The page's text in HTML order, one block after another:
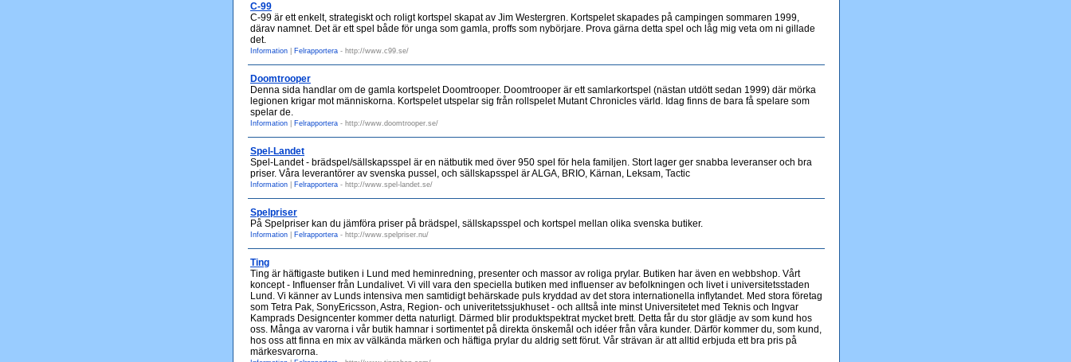
C-99
C-99 är ett enkelt, strategiskt och roligt kortspel skapat av Jim Westergren. Kortspelet skapades på campingen sommaren 1999,
därav namnet. Det är ett spel både för unga som gamla, proffs som nybörjare. Prova gärna detta spel och låg mig veta om ni gillade
det.
Information Felrapportera - http://www.c99.se/
Doomtrooper
Denna sida handlar om de gamla kortspelet Doomtrooper. Doomtrooper är ett samlarkortspel (nästan utdött sedan 1999) där mörka
legionen krigar mot människorna. Kortspelet utspelar sig från rollspelet Mutant Chronicles värld. Idag finns de bara få spelare som
spelar de.
Information Felrapportera - http://www.doomtrooper.se/
Spel-Landet
Spel-Landet - brädspel/sällskapsspel är en nätbutik med över 950 spel för hela familjen. Stort lager ger snabba leveranser och bra
priser. Våra leverantörer av svenska pussel, och sällskapsspel är ALGA, BRIO, Kärnan, Leksam, Tactic
Information Felrapportera - http://www.spel-landet.se/
Spelpriser
På Spelpriser kan du jämföra priser på brädspel, sällskapsspel och kortspel mellan olika svenska butiker.
Information Felrapportera - http://www.spelpriser.nu/
Ting
Ting är häftigaste butiken i Lund med heminredning, presenter och massor av roliga prylar. Butiken har även en webbshop. Vårt
koncept - Influenser från Lundalivet. Vi vill vara den speciella butiken med influenser av befolkningen och livet i universitetsstaden
Lund. Vi känner av Lunds intensiva men samtidigt behärskade puls kryddad av det stora internationella inflytandet. Med stora företag
som Tetra Pak, SonyEricsson, Astra, Region- och univeritetssjukhuset - och alltså inte minst Universitetet med Teknis och Ingvar
Kamprads Designcenter kommer detta naturligt. Därmed blir produktspektrat mycket brett. Detta får du stor glädje av som kund hos
oss. Många av varorna i vår butik hamnar i sortimentet på direkta önskemål och idéer från våra kunder. Därför kommer du, som kund,
hos oss att finna en mix av välkända märken och häftiga prylar du aldrig sett förut. Vår strävan är att alltid erbjuda ett bra pris på
märkesvarorna.